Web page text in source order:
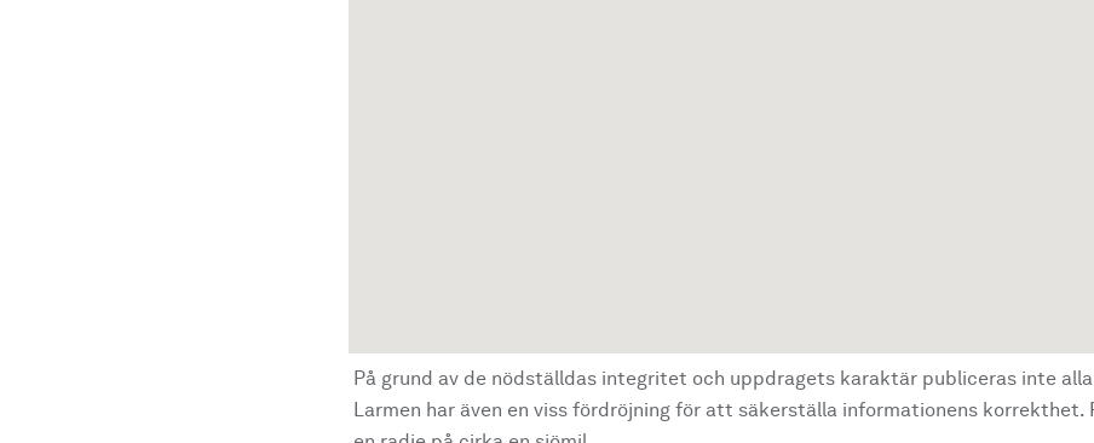
På grund av de nödställdas integritet och uppdragets karaktär publiceras inte
Larmen har även en viss fördröjning för att säkerställa informationens korrekthet.